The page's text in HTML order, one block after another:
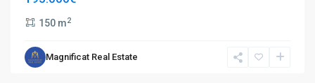
150 m2
Magnificat Real Estate
T2
Rio
de